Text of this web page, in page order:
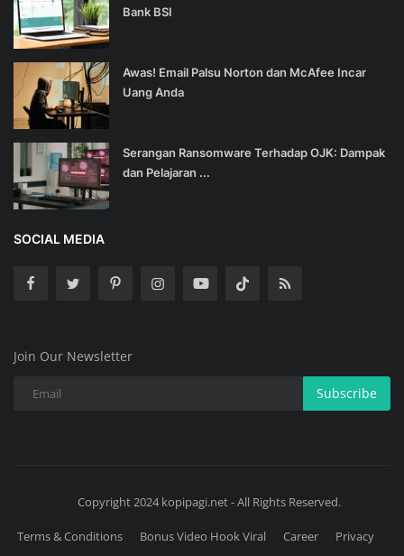
Bank BSI
Awas! Email Palsu Norton dan McAfee Incar
Uang Anda
Serangan Ransomware Terhadap OJK: Dampak
dan Pelajaran ...
SOCIAL MEDIA
Join Our Newsletter
Subscribe
Copyright 2024 kopipagi.net - All Rights Reserved.
Terms & Conditions Bonus Video Hook Viral Career Privacy